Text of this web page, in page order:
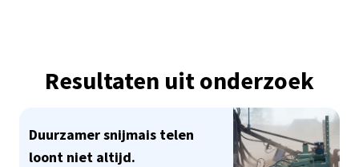
Resultaten uit onderzoek
Duurzamer snijmais telen
loont niet altijd.